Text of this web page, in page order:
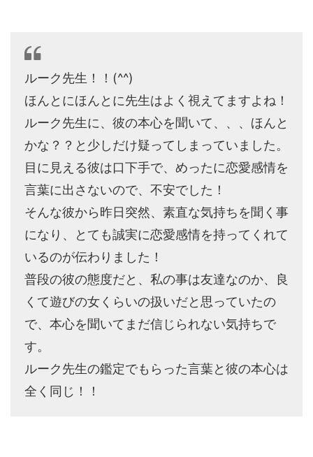
ルーク先生！！(^^)
ほんとにほんとに先生はよく視えてますよね！
ルーク先生に、彼の本心を聞いて、、、ほんと
かな？？と少しだけ疑ってしまっていました。
目に見える彼は口下手で、めったに恋愛感情を
言葉に出さないので、不安でした！
そんな彼から昨日突然、素直な気持ちを聞く事
になり、とても誠実に恋愛感情を持ってくれて
いるのが伝わりました！
普段の彼の態度だと、私の事は友達なのか、良
くて遊びの女くらいの扱いだと思っていたの
で、本心を聞いてまだ信じられない気持ちで
す。
ルーク先生の鑑定でもらった言葉と彼の本心は
全く同じ！！